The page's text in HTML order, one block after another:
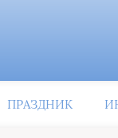
ПРАЗДНИК